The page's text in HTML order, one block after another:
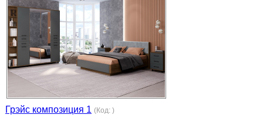
Грэйс композиция 1 (Код: )